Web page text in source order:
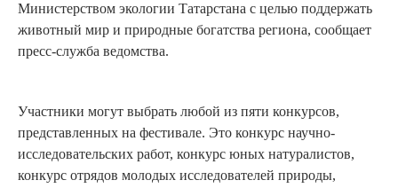
Министерством экологии Татарстана с целью поддержать
животный мир и природные богатства региона, сообщает
пресс-служба ведомства.
Участники могут выбрать любой из пяти конкурсов,
представленных на фестивале. Это конкурс научно-
исследовательских работ, конкурс юных натуралистов,
конкурс отрядов молодых исследователей природы,